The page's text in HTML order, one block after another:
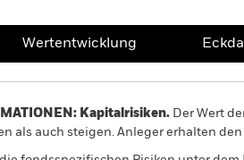
Wertentwicklung
Kapitalrisiken. Der Wert
als auch steigen. Anleger erhalten